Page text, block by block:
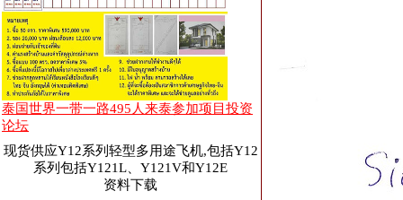
泰国世界一带一路495人来泰参加项目投资
论坛
现货供应Y12系列轻型多用途飞机,包括Y12
系列包括Y121L、Y121V和Y12E
资料下载